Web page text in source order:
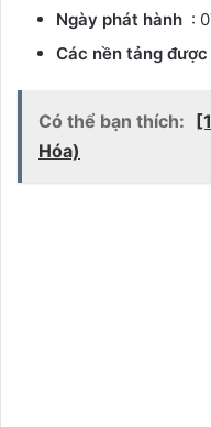
Ngày phát hành :
Các nền tảng
Có thể bạn thích:
Hóa)